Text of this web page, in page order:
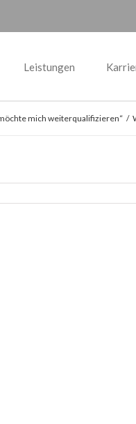
Leistungen
mich weiterqualifizieren“ /